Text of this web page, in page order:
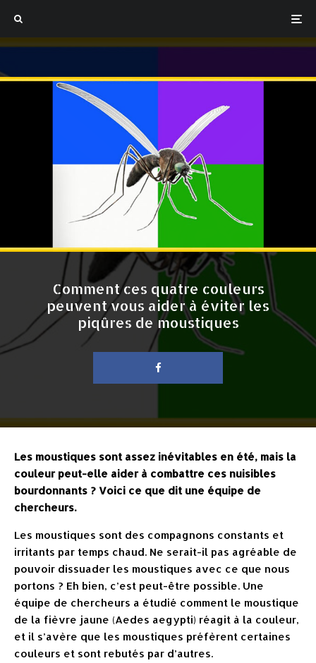
Comment ces quatre couleurs
peuvent vous aider à éviter les
piqûres de moustiques
Les moustiques sont assez inévitables en été, mais la
couleur peut-elle aider à combattre ces nuisibles
bourdonnants ? Voici ce que dit une équipe de
chercheurs.
Les moustiques sont des compagnons constants et
irritants par temps chaud. Ne serait-il pas agréable de
pouvoir dissuader les moustiques avec ce que nous
portons ? Eh bien, c’est peut-être possible. Une
équipe de chercheurs a étudié comment le moustique
de la fièvre jaune (Aedes aegypti) réagit à la couleur,
et il s’avère que les moustiques préfèrent certaines
couleurs et sont rebutés par d’autres.